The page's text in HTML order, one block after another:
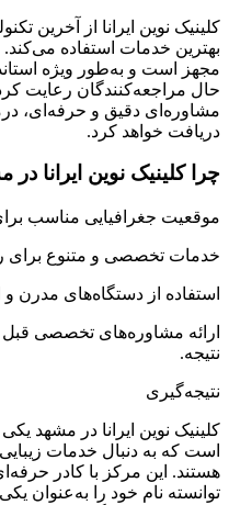
کلینیک نوین ایرانا از آخرین
بهترین خدمات استفاده
مجهز است و به‌طور ویژه
حال مراجعه‌کنندگان رعایت
مشاوره‌ای دقیق و حرفه‌ای،
دریافت خواهد کرد.
چرا کلینیک نوین ایرانا
موقعیت جغرافیایی مناسب
خدمات تخصصی و متنوع برای
استفاده از دستگاه‌های مدرن و
ارائه مشاوره‌های تخصصی قبل
نتیجه.
نتیجه‌گیری
کلینیک نوین ایرانا در مشهد
است که به دنبال خدمات
هستند. این مرکز با کادر
توانسته نام خود را به‌عنوان